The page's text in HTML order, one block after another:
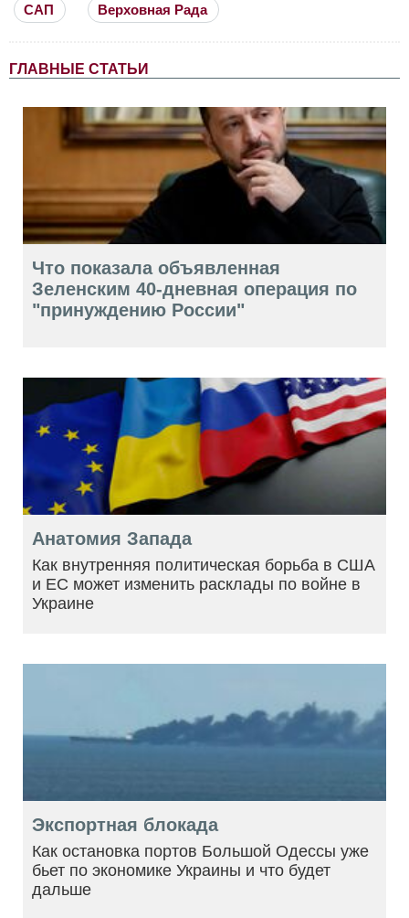
САП Верховная Рада
ГЛАВНЫЕ СТАТЬИ
Что показала объявленная
Зеленским 40-дневная операция по
"принуждению России"
Анатомия Запада
Как внутренняя политическая борьба в США
и ЕС может изменить расклады по войне в
Украине
Экспортная блокада
Как остановка портов Большой Одессы уже
бьет по экономике Украины и что будет
дальше